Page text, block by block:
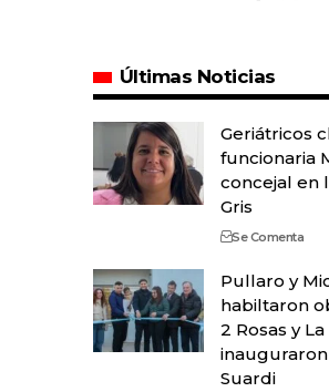
Últimas Noticias
Geriátricos
funcionaria
concejal en
Gris
Se Comenta
Pullaro y
habiltaron
2 Rosas y
Suardi